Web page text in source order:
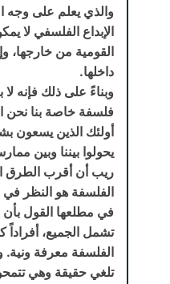
والذي يعلم على وجه
الإبداع الفلسفي لا
القومية من خارجها،
داخلها.
وبناءً على ذلك فإنه
فلسفة خاصة بنا
أولئك الذين يسعون
يحولوا بيننا وبين
ريب أن أقرب الطرق
الفلسفة هو النظر في
في مطلعها القول
تشمل الجميع، أفراداً
الفلسفة معرفة ونية.
تلغي حقيقة وهي